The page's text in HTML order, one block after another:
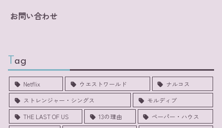
お問い合わせ
Tag
Netflix ウエストワールド
ナルコス
ストレンジャー・シングス
モルディブ
THE LAST OF US
13の理由
ペーパー・ハウス